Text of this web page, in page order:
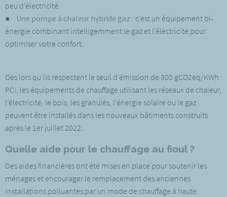
peu d’électricité.
● Une pompe à chaleur hybride gaz : c’est un équipement bi-
énergie combinant intelligemment le gaz et l'électricité pour
optimiser votre confort.
Dès lors qu’ils respectent le seuil d’émission de 300 gCO2eq/KWh
PCI, les équipements de chauffage utilisant les réseaux de chaleur,
l’électricité, le bois, les granulés, l’énergie solaire ou le gaz
peuvent être installés dans les nouveaux bâtiments construits
après le 1er juillet 2022.
Quelle aide pour le chauffage au fioul ?
Des aides financières ont été mises en place pour soutenir les
ménages et encourager le remplacement des anciennes
installations polluantes par un mode de chauffage à haute